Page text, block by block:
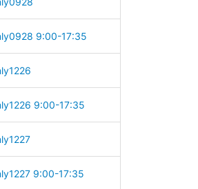
9:00-17:35
9:00-17:35
9:00-17:35